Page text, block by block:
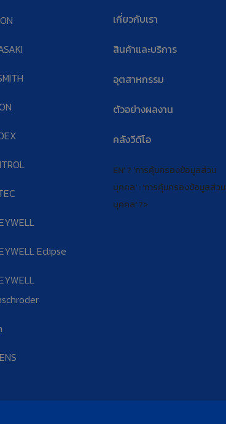
Eclipse
เกี่ยวกับเรา
สินค้าและบริการ
อุตสาหกรรม
ตัวอย่างผลงาน
คลังวีดีโอ
EN' ? 'การคุ้มครองข้อมูลส่วน
บุคคล' : 'การคุ้มครองข้อมูลส่วน
บุคคล' ?>